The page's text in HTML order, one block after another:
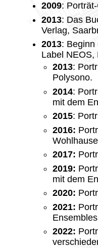
2009:
2013: Das
Verlag,
2013: Beginn
Label NEOS,
2013:
Polysono.
2014:
mit dem
2015:
2016:
2017:
2019:
mit dem
2020:
2021:
2022: